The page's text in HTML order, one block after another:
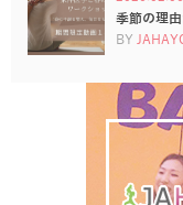
季節の理
BY